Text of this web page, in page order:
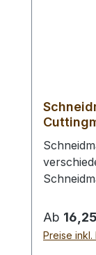
hartem
andere
10 und
Ab
Preise inkl.